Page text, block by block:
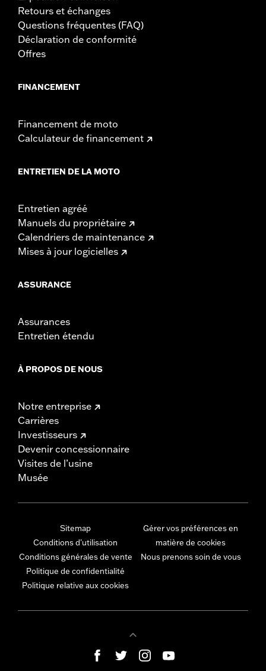
Retours et échanges
Questions fréquentes (FAQ)
Déclaration de conformité
Offres
FINANCEMENT
Financement de moto
Calculateur de financement
ENTRETIEN DE LA MOTO
Entretien agréé
Manuels du propriétaire
Calendriers de maintenance
Mises à jour logicielles
ASSURANCE
Assurances
Entretien étendu
À PROPOS DE NOUS
Notre entreprise
Carrières
Investisseurs
Devenir concessionnaire
Visites de l’usine
Musée
Sitemap
Conditions d'utilisation
Conditions générales de vente
Politique de confidentialité
Politique relative aux cookies
Gérer vos préférences en
matière de cookies
Nous prenons soin de vous